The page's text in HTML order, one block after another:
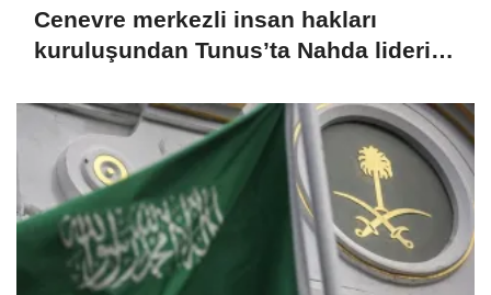
Cenevre merkezli insan hakları
kuruluşundan Tunus’ta Nahda lideri
çağrısı